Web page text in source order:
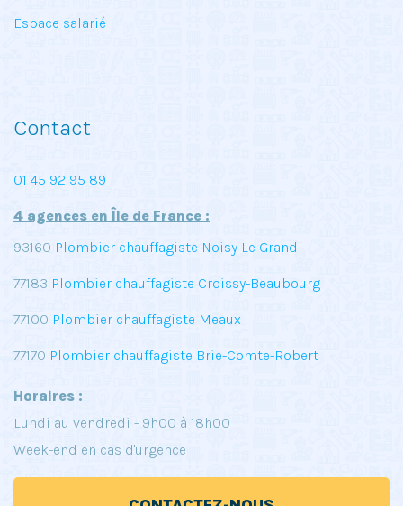
Espace salarié
Contact
01 45 92 95 89
4 agences en Île de France :
93160 Plombier chauffagiste Noisy Le Grand
77183 Plombier chauffagiste Croissy-Beaubourg
77100 Plombier chauffagiste Meaux
77170 Plombier chauffagiste Brie-Comte-Robert
Horaires :
Lundi au vendredi - 9h00 à 18h00
Week-end en cas d'urgence